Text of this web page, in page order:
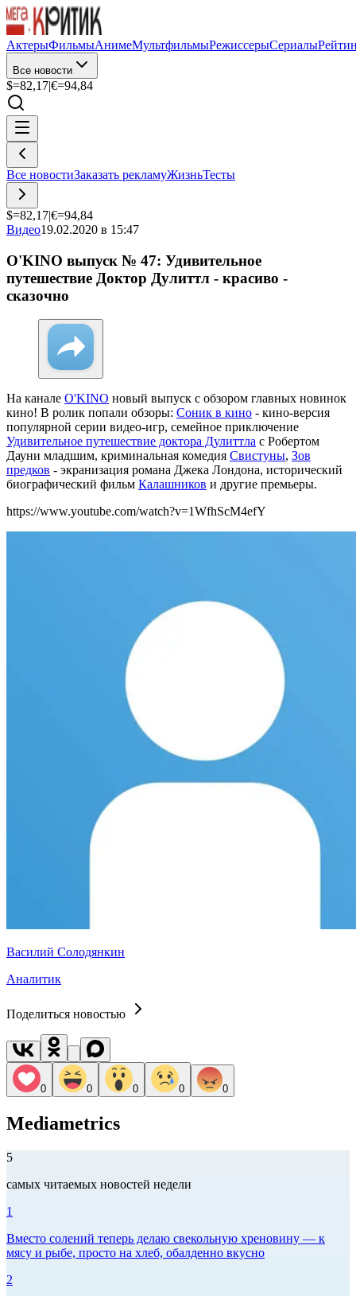
АктерыФильмыАнимеМультфильмыРежиссерыСериалы
Все новости
$=82,17|€=94,84
Все новостиЗаказать рекламуЖизньТесты
$=82,17|€=94,84
Видео19.02.2020 в 15:47
O'KINO выпуск № 47: Удивительное
путешествие Доктор Дулиттл - красиво -
сказочно
На канале O'KINO новый выпуск с обзором главных новинок
кино! В ролик попали обзоры: Соник в кино - кино-версия
популярной серии видео-игр, семейное приключение
Удивительное путешествие доктора Дулиттла с Робертом
Дауни младшим, криминальная комедия Свистуны, Зов
предков - экранизация романа Джека Лондона, исторический
биографический фильм Калашников и другие премьеры.
https://www.youtube.com/watch?v=1WfhScM4efY
Василий Солодянкин
Аналитик
Поделиться новостью
0 0 0 0 0
Mediametrics
5
самых читаемых новостей недели
1
Вместо солений теперь делаю свекольную хреновину — к
мясу и рыбе, просто на хлеб, обалденно вкусно
2